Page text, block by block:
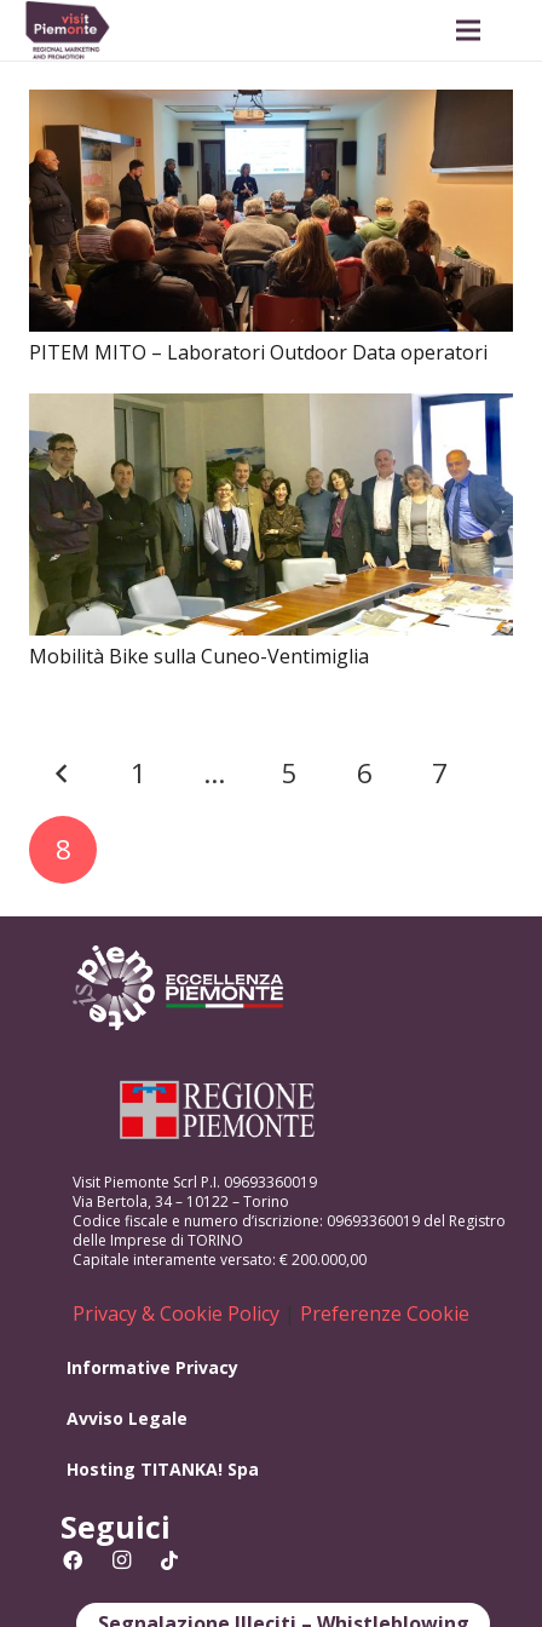
PITEM MITO – Laboratori Outdoor Data operatori
Mobilità Bike sulla Cuneo-Ventimiglia
1 … 5 6 7
8
Visit Piemonte Scrl P.I. 09693360019
Via Bertola, 34 – 10122 – Torino
Codice fiscale e numero d’iscrizione: 09693360019 del Registro
delle Imprese di TORINO
Capitale interamente versato: € 200.000,00
Privacy & Cookie Policy | Preferenze Cookie
Informative Privacy
Avviso Legale
Hosting TITANKA! Spa
Seguici